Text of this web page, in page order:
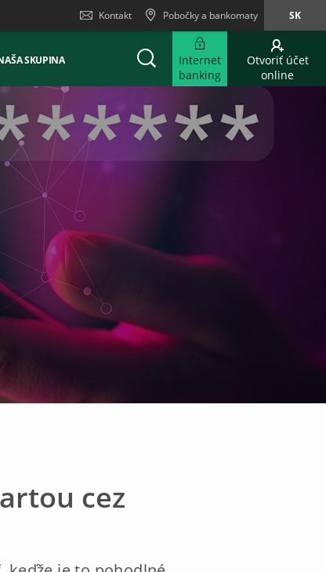
Kontakt Pobočky a bankomaty SK
SKUPINA
Internet
banking
Otvoriť účet
online
cez